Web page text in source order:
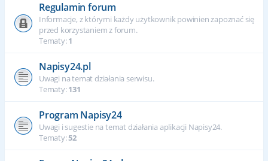
Regulamin forum
Informacje, z którymi każdy użytkownik powinien zapoznać się
przed korzystaniem z forum.
Tematy:1
Napisy24.pl
Uwagi na temat działania serwisu.
Tematy:131
Program Napisy24
Uwagi i sugestie na temat działania aplikacji Napisy24.
Tematy:52